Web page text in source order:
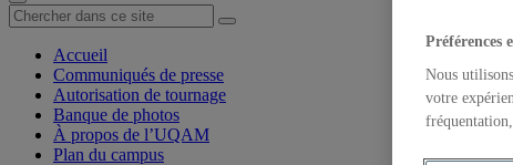
Accueil
Communiqués de presse
Autorisation de tournage
Banque de photos
À propos de l’UQAM
Plan du campus
Préférences
Nous
votre